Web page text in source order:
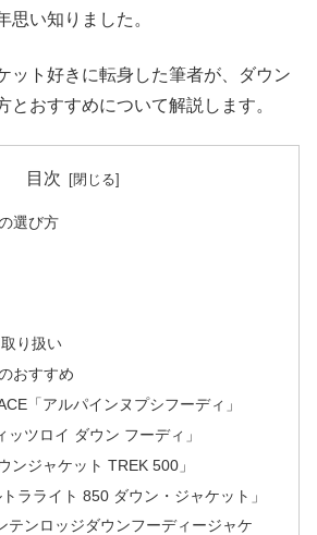
思い知りました。
ット好きに転身した筆者が、ダウン
とおすすめについて解説します。
目次
選び方
り扱い
おすすめ
「アルパインヌプシフーディ」
ッツロイ ダウン フーディ」
ンジャケット TREK 500」
ラライト 850 ダウン・ジャケット」
テンロッジダウンフーディージャケ